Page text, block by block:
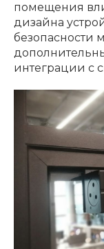
помещения
дизайна
безопасности
интеграции с